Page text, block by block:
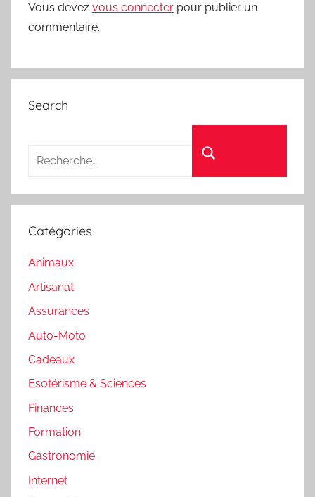
Vous devez vous connecter pour publier un
commentaire.
Search
Catégories
Animaux
Artisanat
Assurances
Auto-Moto
Cadeaux
Esotérisme & Sciences
Finances
Formation
Gastronomie
Internet